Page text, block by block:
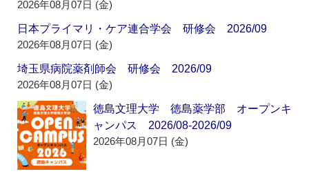
2026年08月07日 (金)
日本プライマリ・ケア連合学会 研修会 2026/09
2026年08月07日 (金)
埼玉県病院薬剤師会 研修会 2026/09
2026年08月07日 (金)
徳島文理大学 徳島薬学部 オープンキ
ャンパス 2026/08-2026/09
2026年08月07日 (金)